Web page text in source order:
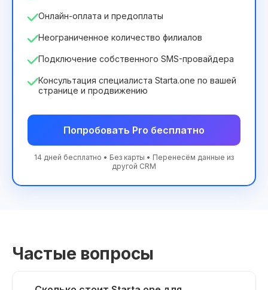
Онлайн-оплата и предоплаты
Неограниченное количество филиалов
Подключение собственного SMS-провайдера
Консультация специалиста Starta.one по вашей
странице и продвижению
Попробовать Pro бесплатно
14 дней бесплатно • Без карты • Перенесём данные из
другой CRM
Частые вопросы